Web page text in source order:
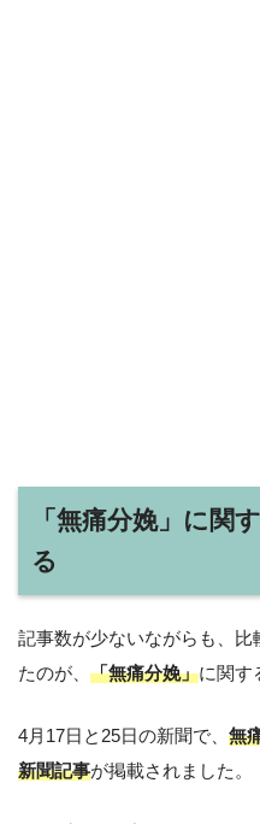
「無痛分娩」に関
る
記事数が少ないながらも、
たのが、 「無痛分娩」に関す
4月17日と25日の新聞で、 無
新聞記事が掲載されました。